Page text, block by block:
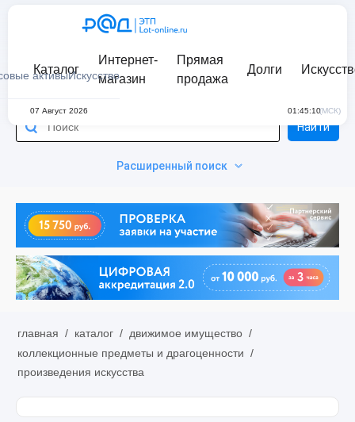
активыИскусство
Каталог
Интернет-
магазин
Прямая
продажа
Долги
07 Август 2026 01:45:10(МСК)
Расширенный поиск
Найти
главная / каталог / движимое имущество /
коллекционные предметы и драгоценности /
произведения искусства